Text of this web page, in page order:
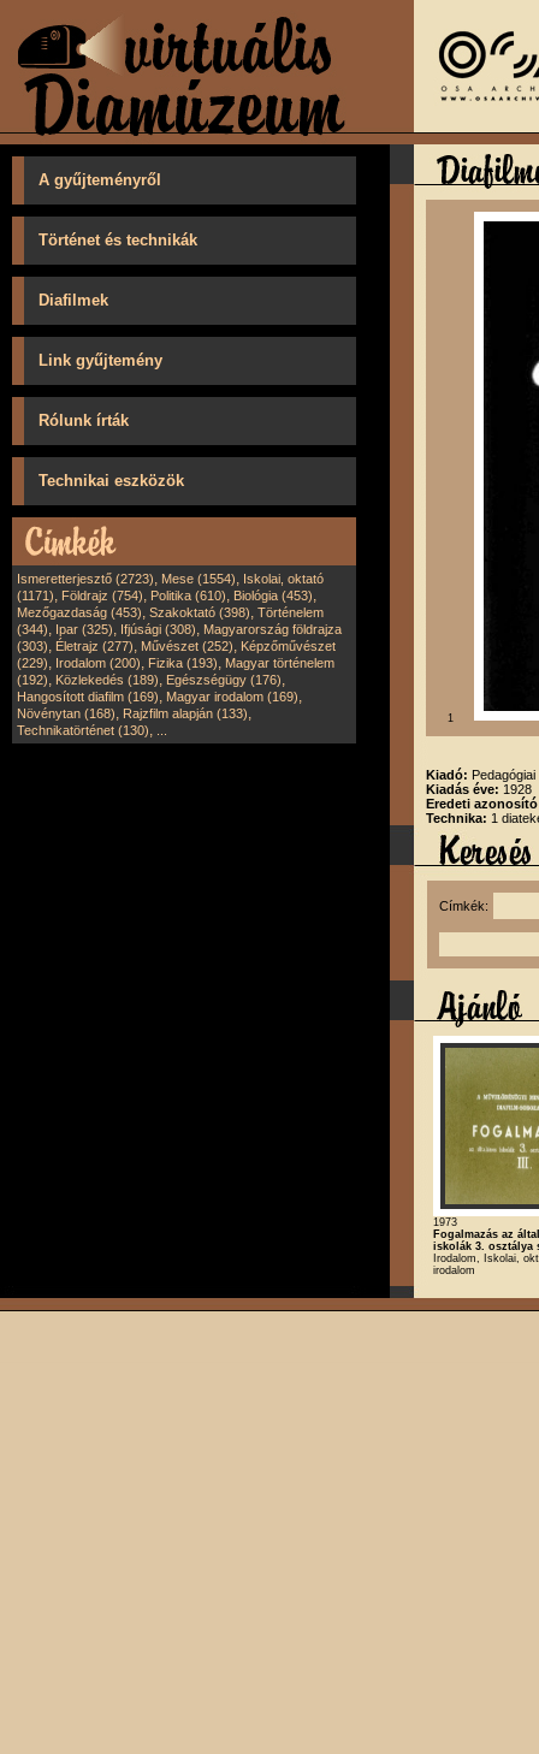
A gyűjteményről
Történet és technikák
Diafilmek
Link gyűjtemény
Rólunk írták
Technikai eszközök
Ismeretterjesztő (2723), Mese (1554), Iskolai, oktató
(1171), Földrajz (754), Politika (610), Biológia (453),
Mezőgazdaság (453), Szakoktató (398), Történelem
(344), Ipar (325), Ifjúsági (308), Magyarország földrajza
(303), Életrajz (277), Művészet (252), Képzőművészet
(229), Irodalom (200), Fizika (193), Magyar történelem
(192), Közlekedés (189), Egészségügy (176),
Hangosított diafilm (169), Magyar irodalom (169),
Növénytan (168), Rajzfilm alapján (133),
Technikatörténet (130),
1
Kiadó:
Kiadás éve: 1928
Eredeti
Technika: 1
Címkék:
1973
Fogalmazás az
iskolák 3. osztálya
Irodalom, Iskolai,
irodalom